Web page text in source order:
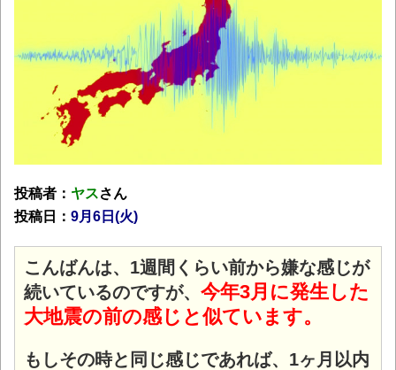
投稿者： ヤスさん
投稿日： 9月6 日(火)
こんばんは、1週間くらい前から嫌な感じが
続いているのですが、 今年3月に発生した
大地震の前の感じと似ています。
もしその時と同じ感じであれば、1ヶ月以内